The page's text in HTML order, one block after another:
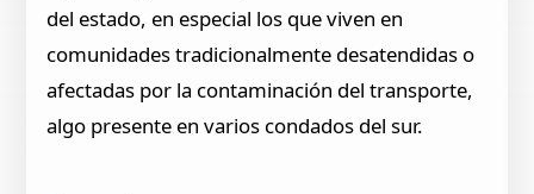
del estado, en especial los que viven en
comunidades tradicionalmente desatendidas o
afectadas por la contaminación del transporte,
algo presente en varios condados del sur.